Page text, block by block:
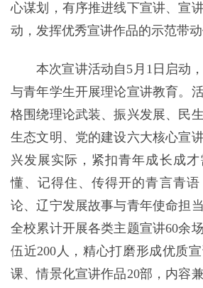
心谋划，有序推进线下宣讲、宣
动，发挥优秀宣讲作品的示范带动
本次宣讲活动自5月1日启动
与青年学生开展理论宣讲教育。
格围绕理论武装、振兴发展、民
生态文明、党的建设六大核心宣
兴发展实际，紧扣青年成长成
懂、记得住、传得开的青言青
论、辽宁发展故事与青年使命担
全校累计开展各类主题宣讲60余
伍近200人，精心打磨形成优质
课、情景化宣讲作品20部，内容